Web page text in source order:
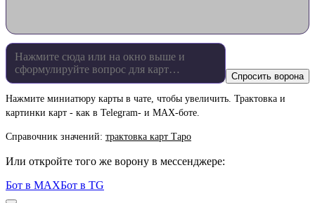
Спросить ворона
Нажмите миниатюру карты в чате, чтобы увеличить. Трактовка и
картинки карт - как в Telegram- и MAX-боте.
Справочник значений: трактовка карт Таро
Или откройте того же ворону в мессенджере:
Бот в MAXБот в TG